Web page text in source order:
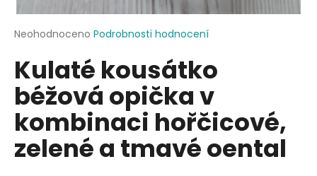
Průměrné
produktu
je
0,0
5
hvězdiček.
Neohodnoceno Podrobnosti hodnocení
Kulaté kousátko
béžová opička v
kombinaci hořčicové,
zelené a tmavé oental
a
j
t
?